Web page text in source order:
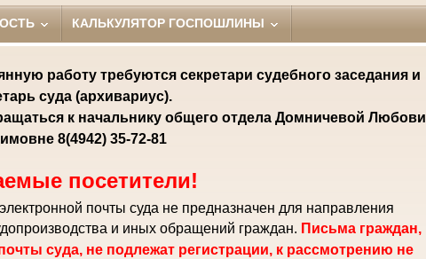
КАЛЬКУЛЯТОР ГОСПОШЛИНЫ
работу требуются секретари судебного заседания и
суда (архивариус).
к начальнику общего отдела Домничевой Любови
8(4942) 35-72-81
посетители!
почты суда не предназначен для направления
и иных обращений граждан. Письма граждан,
суда, не подлежат регистрации, к рассмотрению не